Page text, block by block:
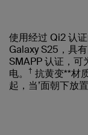
使用经过 Qi2 认
Galaxy S25，具
SMAPP 认证，可
电。
† 抗黄变**材
起，当’面朝下放